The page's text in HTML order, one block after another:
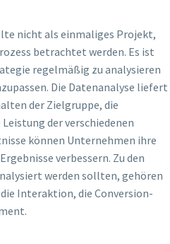
nicht als einmaliges Projekt,
betrachtet werden. Es ist
regelmäßig zu analysieren
Die Datenanalyse liefert
der Zielgruppe, die
der verschiedenen
können Unternehmen ihre
verbessern. Zu den
werden sollten, gehören
Interaktion, die Conversion-